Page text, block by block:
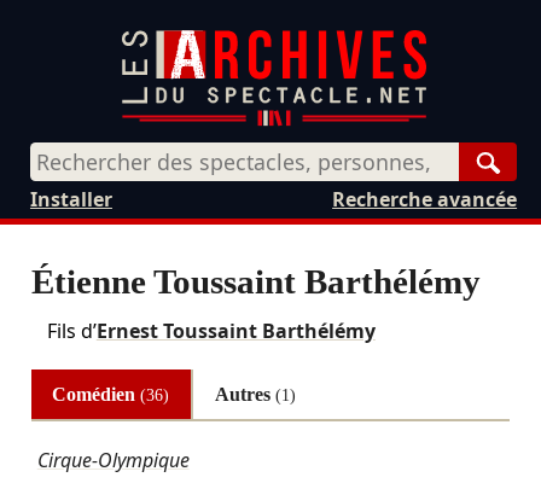
Recherche avancée
Installer
Étienne Toussaint Barthélémy
Fils d’Ernest Toussaint Barthélémy
Comédien(36) Autres (1)
Cirque-Olympique